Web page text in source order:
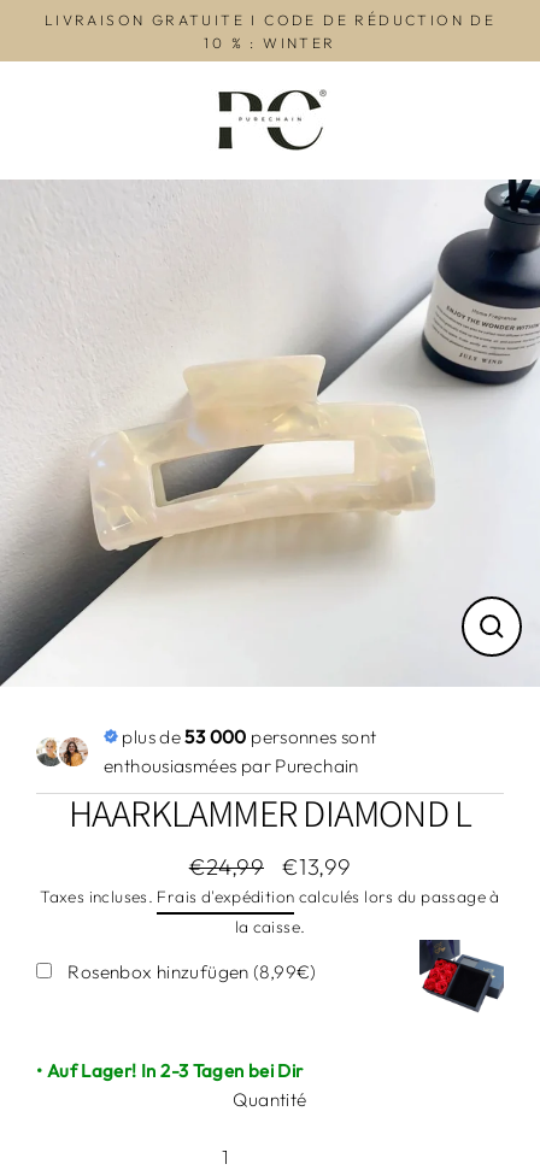
PasserLIVRAISON GRATUITE I CODE DE RÉDUCTION DE
10 % : WINTER
plus de53 000 personnes sont
enthousiasmées par Purechain
HAARKLAMMER DIAMOND L
Prix
régulier
€24,99 Prix
réduit
€13,99
Taxes incluses. Frais d'expédition calculés lors du passage à
la caisse.
Rosenbox hinzufügen (8,99€)
• Auf Lager! In 2-3 Tagen bei Dir
Quantité